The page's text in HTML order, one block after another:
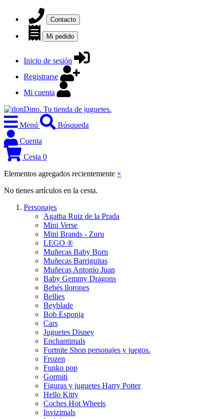
Contacto
Mi pedido
Inicio de sesión
Registrarse
Mi cuenta
Menú
Búsqueda
Cuenta
Cesta 0
Elementos agregados recientemente ×
No tienes artículos en la cesta.
Personajes
Agatha Ruiz de la Prada
Mini Verse
Mini Brands - Zuru
LEGO ®
Muñecas Baby Born
Muñecas Barriguitas
Muñecas Antonio Juan
Baby Gemmy Dragons
Bebés llorones
Bellies
Beyblade
Bob Esponja
Cars
Juguetes Disney
Enchantimals
Fortnite Shop personajes y juegos.
Frozen
Funko pop
Gormiti
Figuras y juguetes Harry Potter
Hello Kitty
Coches Hot Wheels
Invizimals